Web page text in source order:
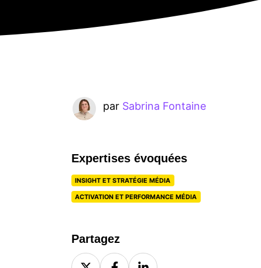
par Sabrina Fontaine
Expertises évoquées
INSIGHT ET STRATÉGIE MÉDIA
ACTIVATION ET PERFORMANCE MÉDIA
Partagez
ShareShareShare